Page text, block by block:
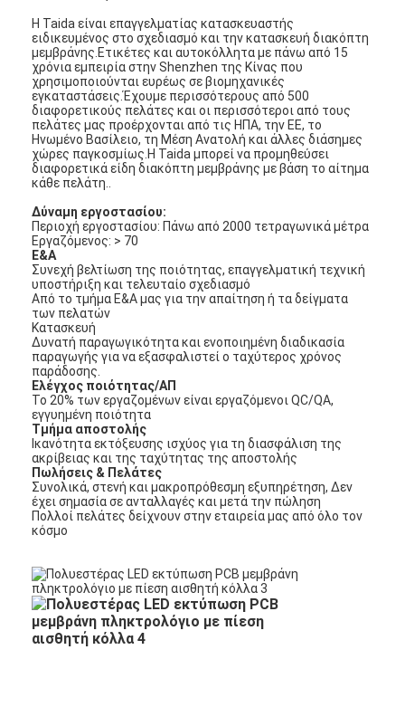
Η Taida είναι επαγγελματίας κατασκευαστής
ειδικευμένος στο σχεδιασμό και την κατασκευή διακόπτη
μεμβράνης.Ετικέτες και αυτοκόλλητα με πάνω από 15
χρόνια εμπειρία στην Shenzhen της Κίνας που
χρησιμοποιούνται ευρέως σε βιομηχανικές
εγκαταστάσεις.Έχουμε περισσότερους από 500
διαφορετικούς πελάτες και οι περισσότεροι από τους
πελάτες μας προέρχονται από τις ΗΠΑ, την ΕΕ, το
Ηνωμένο Βασίλειο, τη Μέση Ανατολή και άλλες διάσημες
χώρες παγκοσμίως.Η Taida μπορεί να προμηθεύσει
διαφορετικά είδη διακόπτη μεμβράνης με βάση το αίτημα
κάθε πελάτη..
Δύναμη εργοστασίου:
Περιοχή εργοστασίου: Πάνω από 2000 τετραγωνικά μέτρα
Εργαζόμενος: > 70
Ε&Α
Συνεχή βελτίωση της ποιότητας, επαγγελματική τεχνική
υποστήριξη και τελευταίο σχεδιασμό
Από το τμήμα Ε&Α μας για την απαίτηση ή τα δείγματα
των πελατών
Κατασκευή
Δυνατή παραγωγικότητα και ενοποιημένη διαδικασία
παραγωγής για να εξασφαλιστεί ο ταχύτερος χρόνος
παράδοσης.
Ελέγχος ποιότητας/ΑΠ
Το 20% των εργαζομένων είναι εργαζόμενοι QC/QA,
εγγυημένη ποιότητα
Τμήμα αποστολής
Ικανότητα εκτόξευσης ισχύος για τη διασφάλιση της
ακρίβειας και της ταχύτητας της αποστολής
Πωλήσεις & Πελάτες
Συνολικά, στενή και μακροπρόθεσμη εξυπηρέτηση, Δεν
έχει σημασία σε ανταλλαγές και μετά την πώληση
Πολλοί πελάτες δείχνουν στην εταιρεία μας από όλο τον
κόσμο